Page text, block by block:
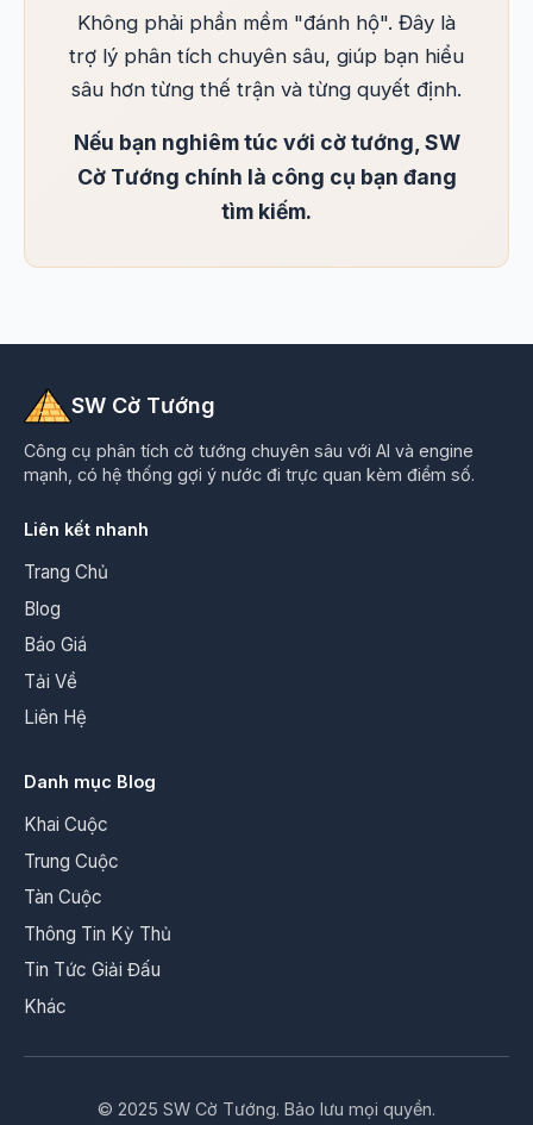
Không phải phần mềm "đánh hộ". Đây là
trợ lý phân tích chuyên sâu, giúp bạn hiểu
sâu hơn từng thế trận và từng quyết định.
Nếu bạn nghiêm túc với cờ tướng, SW
Cờ Tướng chính là công cụ bạn đang
tìm kiếm.
SW Cờ Tướng
Công cụ phân tích cờ tướng chuyên sâu với AI và engine
mạnh, có hệ thống gợi ý nước đi trực quan kèm điểm số.
Liên kết nhanh
Trang Chủ
Blog
Báo Giá
Tải Về
Liên Hệ
Danh mục Blog
Khai Cuộc
Trung Cuộc
Tàn Cuộc
Thông Tin Kỳ Thủ
Tin Tức Giải Đấu
Khác
© 2025 SW Cờ Tướng. Bảo lưu mọi quyền.